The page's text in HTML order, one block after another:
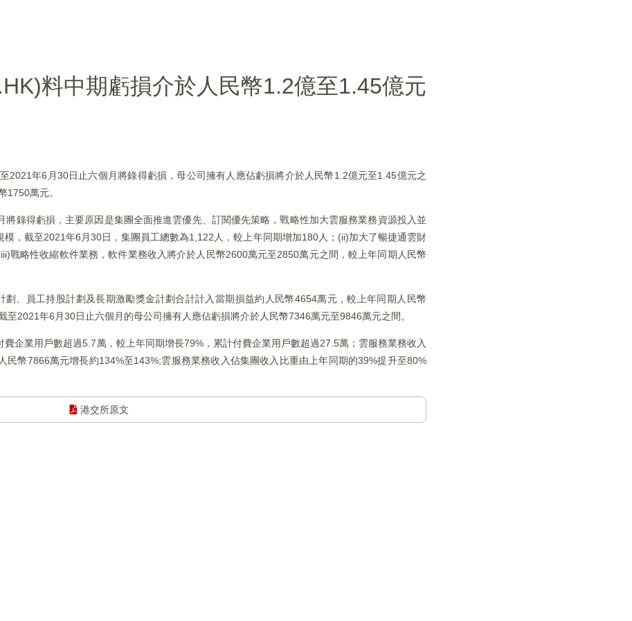
料中期虧損介於人民幣1.2億至1.45億元
2021年6月30日止六個月將錄得虧損，母公司擁有人應佔虧損將介於人民幣1.2億元至1.45億元之
1750萬元。
錄得虧損，主要原因是集團全面推進雲優先、訂閱優先策略，戰略性加大雲服務業務資源投入並
，截至2021年6月30日，集團員工總數為1,122人，較上年同期增加180人；(ii)加大了暢捷通雲財
戰略性收縮軟件業務，軟件業務收入將介於人民幣2600萬元至2850萬元之間，較上年同期人民幣
、員工持股計劃及長期激勵獎金計劃合計計入當期損益約人民幣4654萬元，較上年同期人民幣
2021年6月30日止六個月的母公司擁有人應佔虧損將介於人民幣7346萬元至9846萬元之間。
企業用戶數超過5.7萬，較上年同期增長79%，累計付費企業用戶數超過27.5萬；雲服務業務收入
民幣7866萬元增長約134%至143%;雲服務業務收入佔集團收入比重由上年同期的39%提升至80%
港交所原文